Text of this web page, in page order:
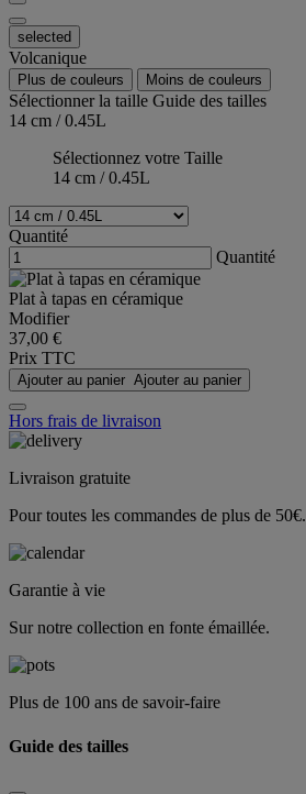
selected
Volcanique
Plus de couleurs Moins de couleurs
Sélectionner la taille Guide des tailles
14 cm / 0.45L
Sélectionnez votre Taille
14 cm / 0.45L
Quantité
Quantité
Plat à tapas en céramique
Modifier
37,00 €
Prix TTC
Ajouter au panier Ajouter au panier
Hors frais de livraison
Livraison gratuite
Pour toutes les commandes de plus de 50€.
Garantie à vie
Sur notre collection en fonte émaillée.
Plus de 100 ans de savoir-faire
Guide des tailles